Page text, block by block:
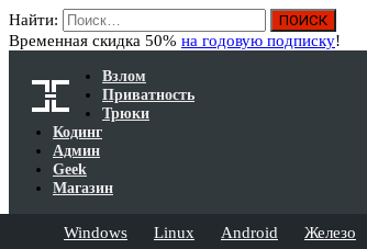
Найти:
Временная скидка 50% на годовую подписку!
Взлом
Приватность
Трюки
Кодинг
Админ
Geek
Магазин
Windows Linux Android Железо